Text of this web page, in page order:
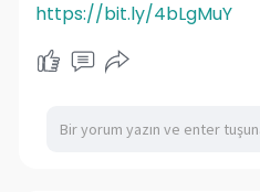
https://bit.ly/4bLgMuY